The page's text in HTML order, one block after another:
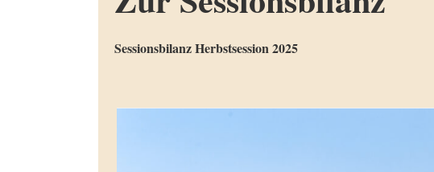
Sessionsbilanz Herbstsession 2025